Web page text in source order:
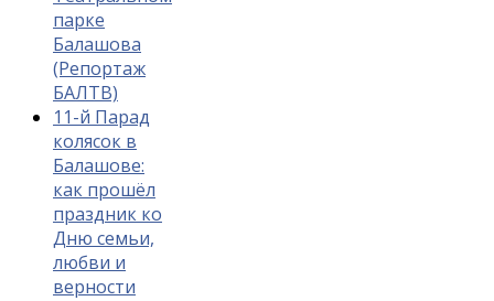
парке
Балашова
(Репортаж
БАЛТВ)
11-й Парад
колясок в
Балашове:
как прошёл
праздник ко
Дню семьи,
любви и
верности